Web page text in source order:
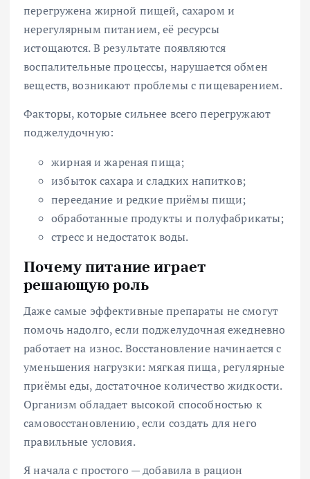
перегружена жирной пищей, сахаром и
нерегулярным питанием, её ресурсы
истощаются. В результате появляются
воспалительные процессы, нарушается обмен
веществ, возникают проблемы с пищеварением.
Факторы, которые сильнее всего перегружают
поджелудочную:
жирная и жареная пища;
избыток сахара и сладких напитков;
переедание и редкие приёмы пищи;
обработанные продукты и полуфабрикаты;
стресс и недостаток воды.
Почему питание играет
решающую роль
Даже самые эффективные препараты не смогут
помочь надолго, если поджелудочная ежедневно
работает на износ. Восстановление начинается с
уменьшения нагрузки: мягкая пища, регулярные
приёмы еды, достаточное количество жидкости.
Организм обладает высокой способностью к
самовосстановлению, если создать для него
правильные условия.
Я начала с простого — добавила в рацион